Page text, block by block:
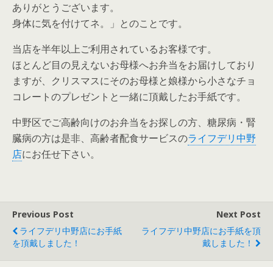
ありがとうございます。
身体に気を付けてネ。」とのことです。
当店を半年以上ご利用されているお客様です。
ほとんど目の見えないお母様へお弁当をお届けしており
ますが、クリスマスにそのお母様と娘様から小さなチョ
コレートのプレゼントと一緒に頂戴したお手紙です。
中野区でご高齢向けのお弁当をお探しの方、糖尿病・腎
臓病の方は是非、高齢者配食サービスのライフデリ中野
店にお任せ下さい。
Previous Post
ライフデリ中野店にお手紙
を頂戴しました！
Next Post
ライフデリ中野店にお手紙を頂
戴しました！